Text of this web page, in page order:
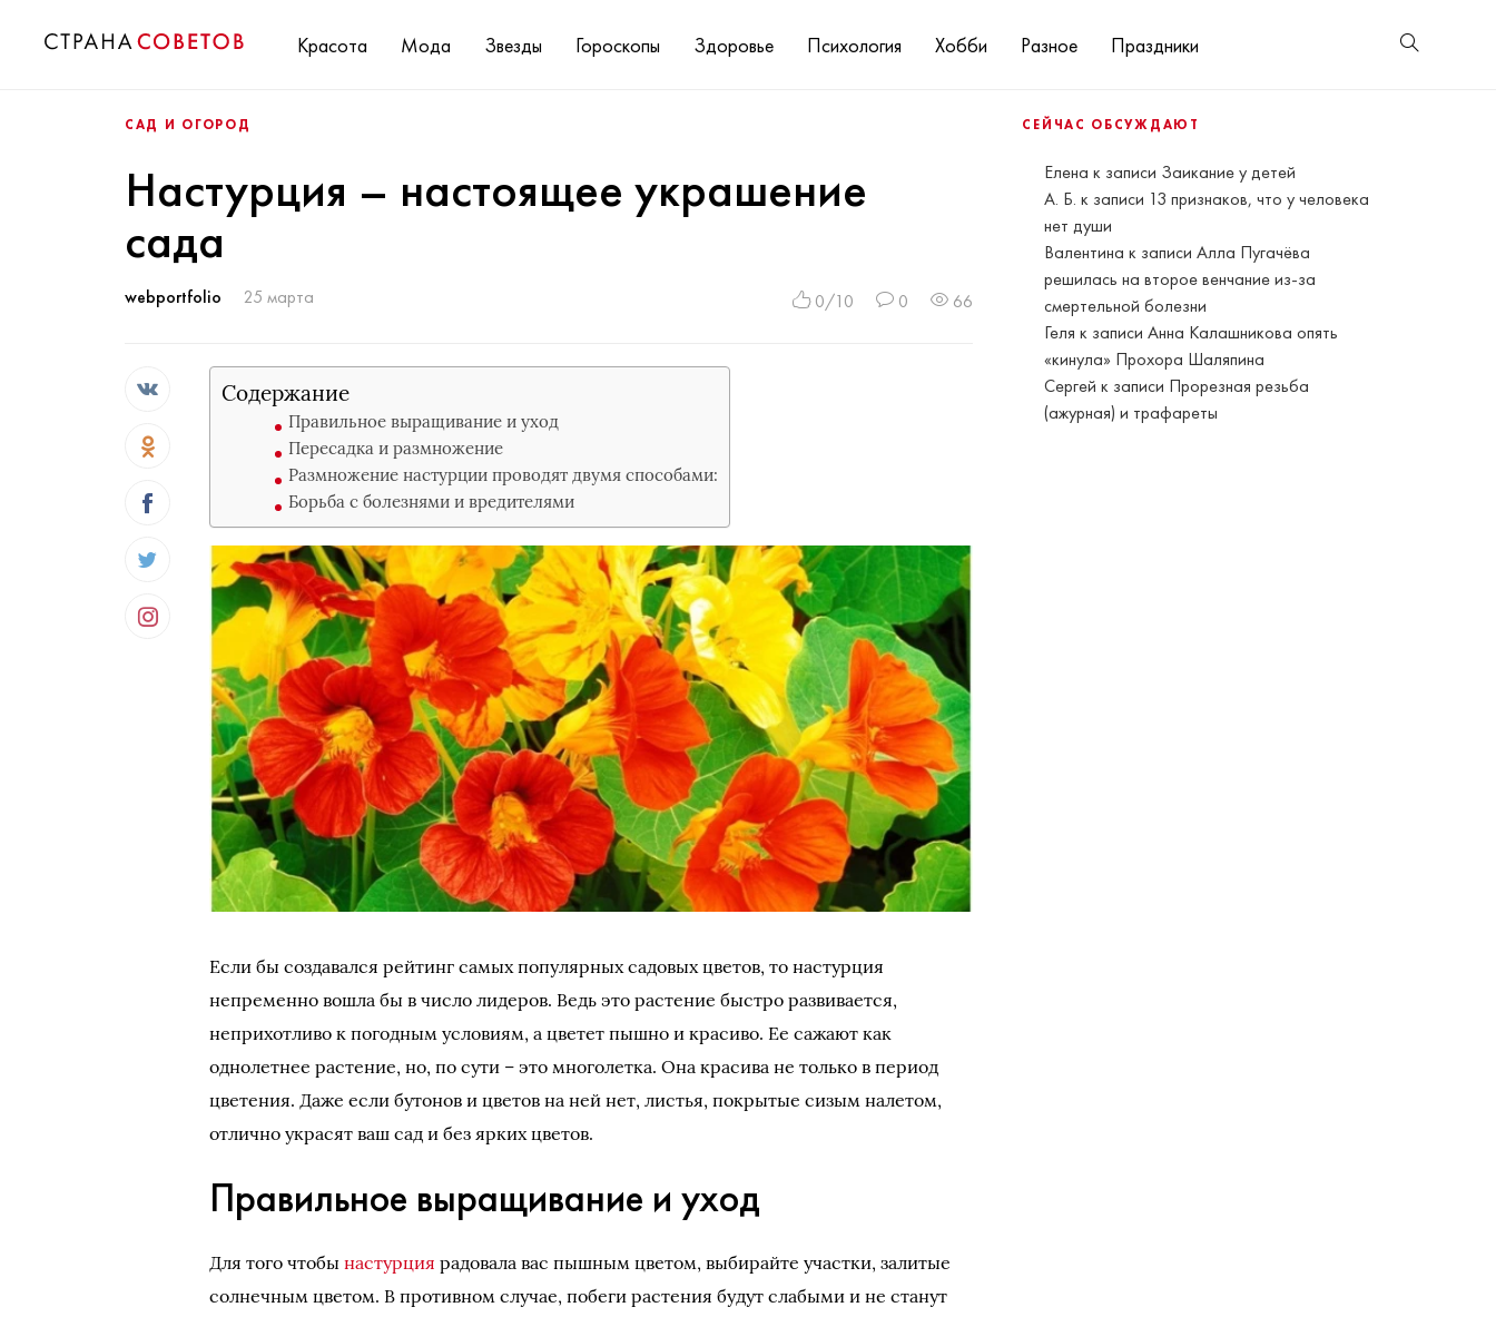
Красота Мода Звезды Гороскопы Здоровье Психология Хобби Разное Праздники
СЕЙЧАС ОБСУЖДАЮТ
Елена к записи Заикание у детей
А. Б. к записи 13 признаков, что у человека
нет души
Валентина к записиАлла Пугачёва
решилась на второе венчание из-за
смертельной болезни
Геля к записиАнна Калашникова опять
«кинула» Прохора Шаляпина
Сергей к записи Прорезная резьба
(ажурная) и трафареты
САД И ОГОРОД
Настурция – настоящее украшение
сада
webportfolio 25 марта 0/10 0 66
Содержание
Правильное выращивание и уход
Пересадка и размножение
Размножение настурции проводят двумя способами:
Борьба с болезнями и вредителями
Если бы создавался рейтинг самых популярных садовых цветов, то настурция
непременно вошла бы в число лидеров. Ведь это растение быстро развивается,
неприхотливо к погодным условиям, а цветет пышно и красиво. Ее сажают как
однолетнее растение, но, по сути – это многолетка. Она красива не только в период
цветения. Даже если бутонов и цветов на ней нет, листья, покрытые сизым налетом,
отлично украсят ваш сад и без ярких цветов.
Правильное выращивание и уход
Для того чтобынастурция радовала вас пышным цветом, выбирайте участки, залитые
солнечным цветом. В противном случае, побеги растения будут слабыми и не станут